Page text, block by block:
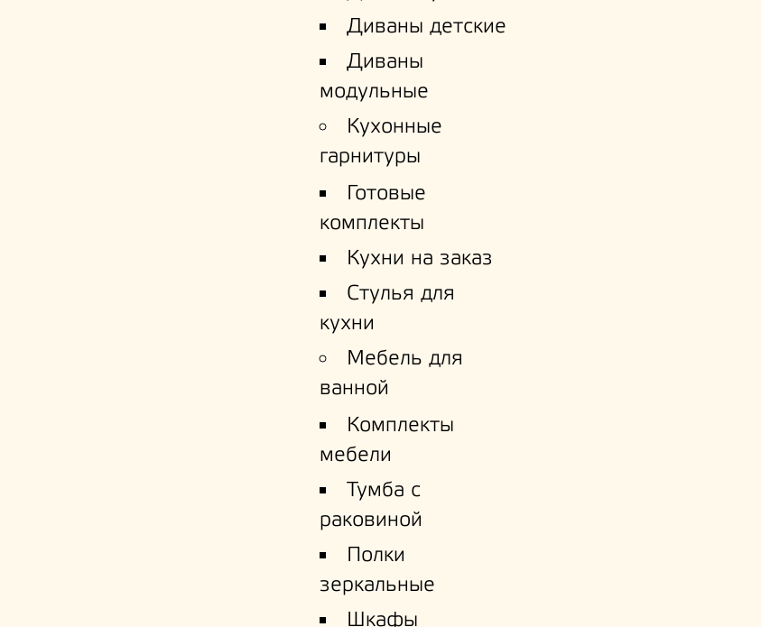
Диваны детские
Диваны
модульные
Кухонные
гарнитуры
Готовые
комплекты
Кухни на заказ
Стулья для
кухни
Мебель для
ванной
Комплекты
мебели
Тумба с
раковиной
Полки
зеркальные
Шкафы